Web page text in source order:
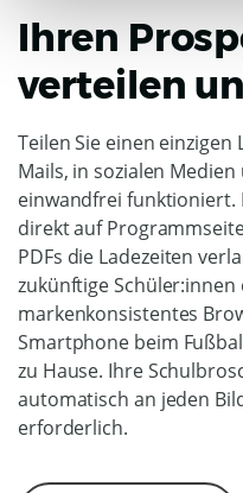
Ihren
verteilen
Teilen Sie einen einzigen
Mails, in sozialen Medien
einwandfrei funktioniert.
direkt auf
PDFs die Ladezeiten
zukünftige
markenkonsistentes
Smartphone beim
zu Hause. Ihre
automatisch an jeden
erforderlich.